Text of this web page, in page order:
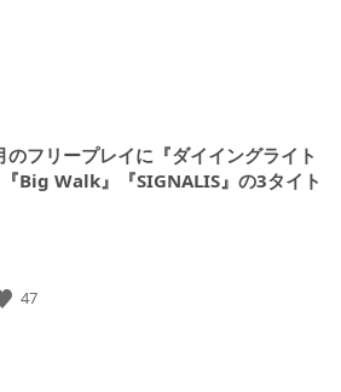
フリープレイに『ダイイングライト
Big Walk』『SIGNALIS』の3タイト
47